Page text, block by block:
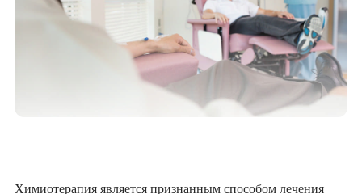
Химиотерапия является признанным способом лечения